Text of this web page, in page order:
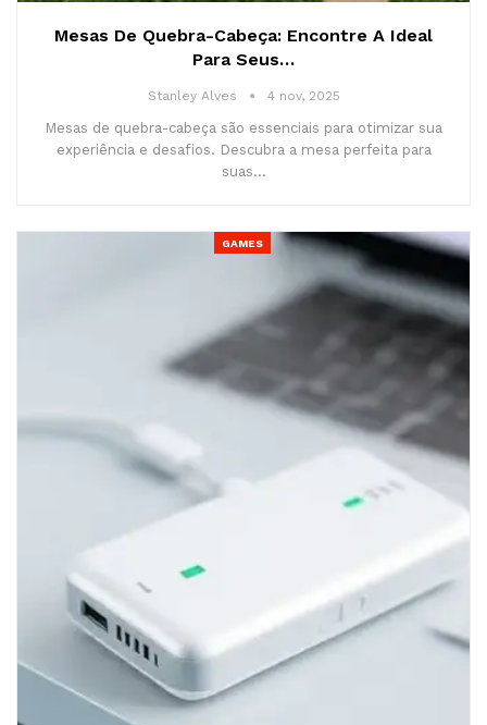
Mesas De Quebra-Cabeça: Encontre A Ideal
Para Seus…
Stanley Alves 4 nov, 2025
Mesas de quebra-cabeça são essenciais para otimizar sua
experiência e desafios. Descubra a mesa perfeita para
suas…
GAMES